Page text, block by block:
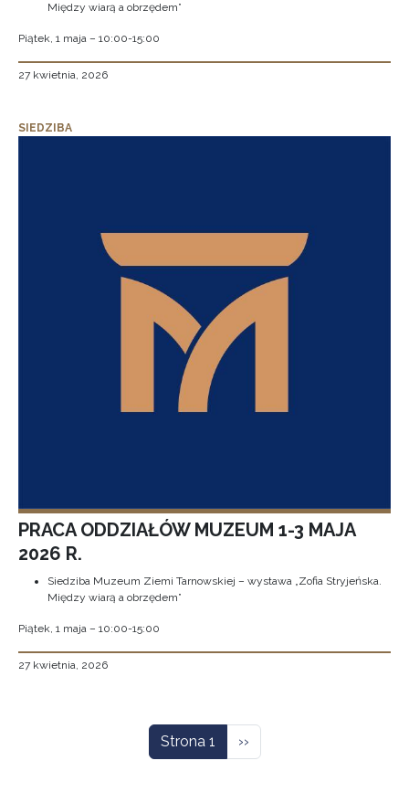
Między wiarą a obrzędem”
Piątek, 1 maja – 10:00-15:00
27 kwietnia, 2026
SIEDZIBA
PRACA ODDZIAŁÓW MUZEUM 1-3 MAJA
2026 R.
Siedziba Muzeum Ziemi Tarnowskiej – wystawa „Zofia Stryjeńska.
Między wiarą a obrzędem”
Piątek, 1 maja – 10:00-15:00
27 kwietnia, 2026
Strona 1 Następna strona
››